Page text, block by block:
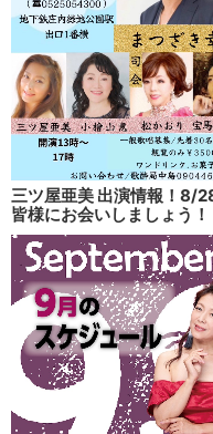
三ツ屋亜美 出演情報！8/
皆様にお会いしましょう！